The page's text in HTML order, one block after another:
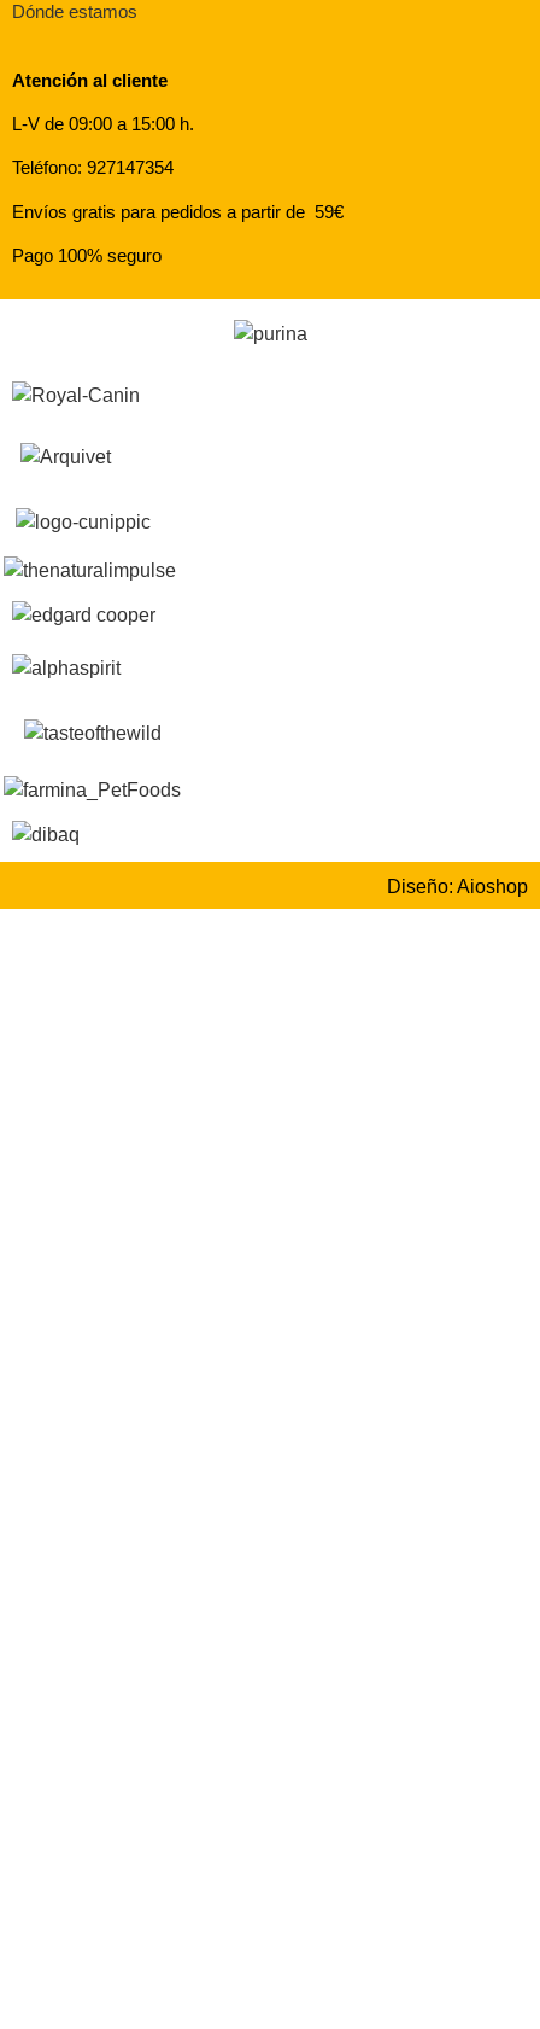
Dónde estamos
Atención al cliente
L-V de 09:00 a 15:00 h.
Teléfono: 927147354
Envíos gratis para pedidos a partir de 59€
Pago 100% seguro
Diseño: Aioshop